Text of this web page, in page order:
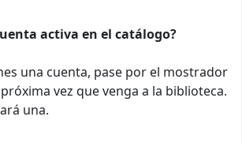
activa en el catálogo?
una cuenta, pase por el mostrador
vez que venga a la biblioteca.
una.